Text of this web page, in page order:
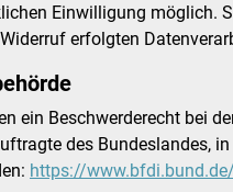
Einwilligung
erfolgten
ein Beschwerderecht bei
des Bundeslandes,
https://